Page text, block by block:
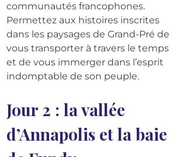
communautés francophones.
Permettez aux histoires inscrites
dans les paysages de Grand-Pré de
vous transporter à travers le temps
et de vous immerger dans l’esprit
indomptable de son peuple.
Jour 2 : la vallée
d’Annapolis et la baie